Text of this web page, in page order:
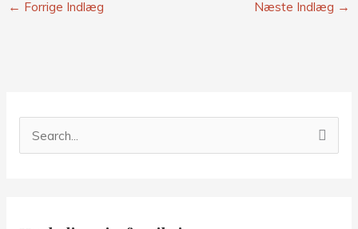
← Forrige Indlæg Næste Indlæg →